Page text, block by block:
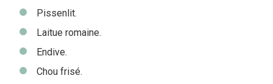
Pissenlit.
Laitue romaine.
Endive.
Chou frisé.